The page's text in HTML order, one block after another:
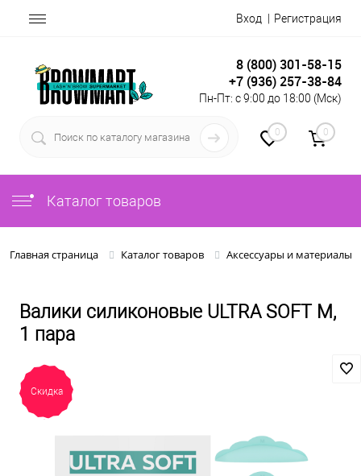
Вход Регистрация
8 (800) 301-58-15
+7 (936) 257-38-84
Пн-Пт: с 9:00 до 18:00 (Мск)
0 0
Каталог товаров
Главная страница Каталог товаров Аксессуары и материалы
Валики силиконовые ULTRA SOFT M,
1 пара
Скидка